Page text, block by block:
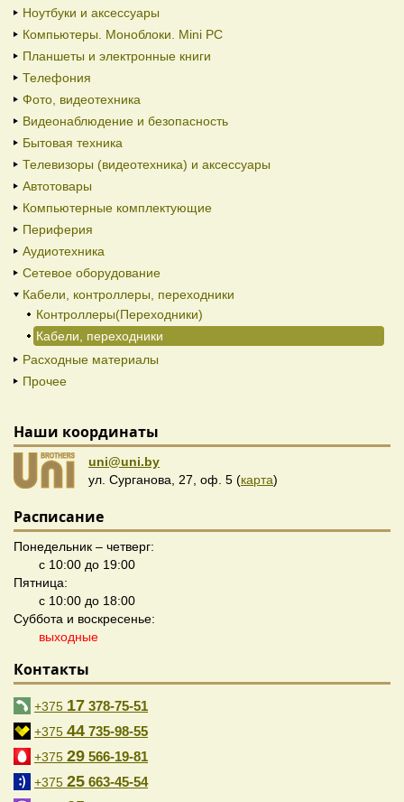
Ноутбуки и аксессуары
Компьютеры. Моноблоки. Mini PC
Планшеты и электронные книги
Телефония
Фото, видеотехника
Видеонаблюдение и безопасность
Бытовая техника
Телевизоры (видеотехника) и аксессуары
Автотовары
Компьютерные комплектующие
Периферия
Аудиотехника
Сетевое оборудование
Кабели, контроллеры, переходники
Контроллеры(Переходники)
Кабели, переходники
Расходные материалы
Прочее
Наши координаты
uni@uni.by
ул. Сурганова, 27, оф. 5 (карта)
Расписание
Понедельник – четверг:
с 10:00 до 19:00
Пятница:
с 10:00 до 18:00
Суббота и воскресенье:
выходные
Контакты
+375 17 378-75-51
+375 44 735-98-55
+375 29 566-19-81
+375 25 663-45-54